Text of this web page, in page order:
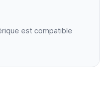
est compatible